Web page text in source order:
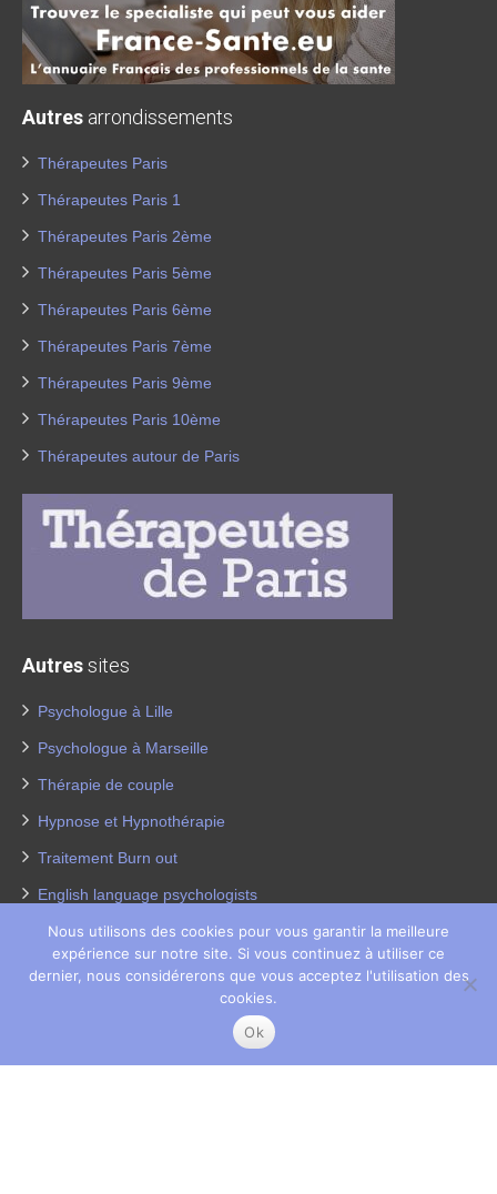
Autres arrondissements
Thérapeutes Paris
Thérapeutes Paris 1
Thérapeutes Paris 2ème
Thérapeutes Paris 5ème
Thérapeutes Paris 6ème
Thérapeutes Paris 7ème
Thérapeutes Paris 9ème
Thérapeutes Paris 10ème
Thérapeutes autour de Paris
Autressites
Psychologue à Lille
Psychologue à Marseille
Thérapie de couple
Hypnose et Hypnothérapie
Traitement Burn out
English language psychologists
Psychologues pour enfants
Thérapie de la dépression
Nous utilisons des cookies pour vous garantir la meilleure
expérience sur notre site. Si vous continuez à utiliser ce
dernier, nous considérerons que vous acceptez l'utilisation des
cookies.
Ok